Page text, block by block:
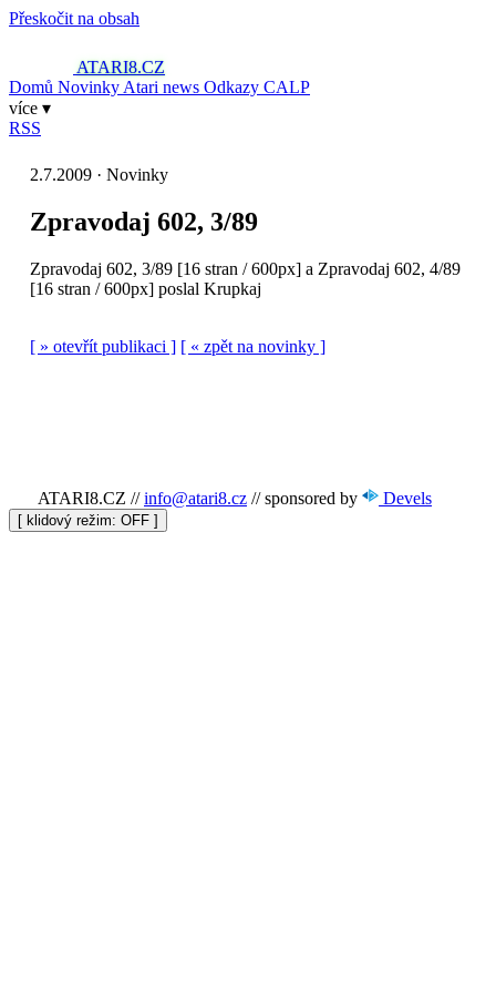
Přeskočit na obsah
ATARI8.CZ
Domů Novinky Atari news Odkazy CALP
více ▾
RSS
2.7.2009 · Novinky
Zpravodaj 602, 3/89
Zpravodaj 602, 3/89 [16 stran / 600px] a Zpravodaj 602, 4/89
[16 stran / 600px] poslal Krupkaj
[ » otevřít publikaci ] [ « zpět na novinky ]
ATARI8.CZ // info@atari8.cz // sponsored by Devels
[ klidový režim: ]